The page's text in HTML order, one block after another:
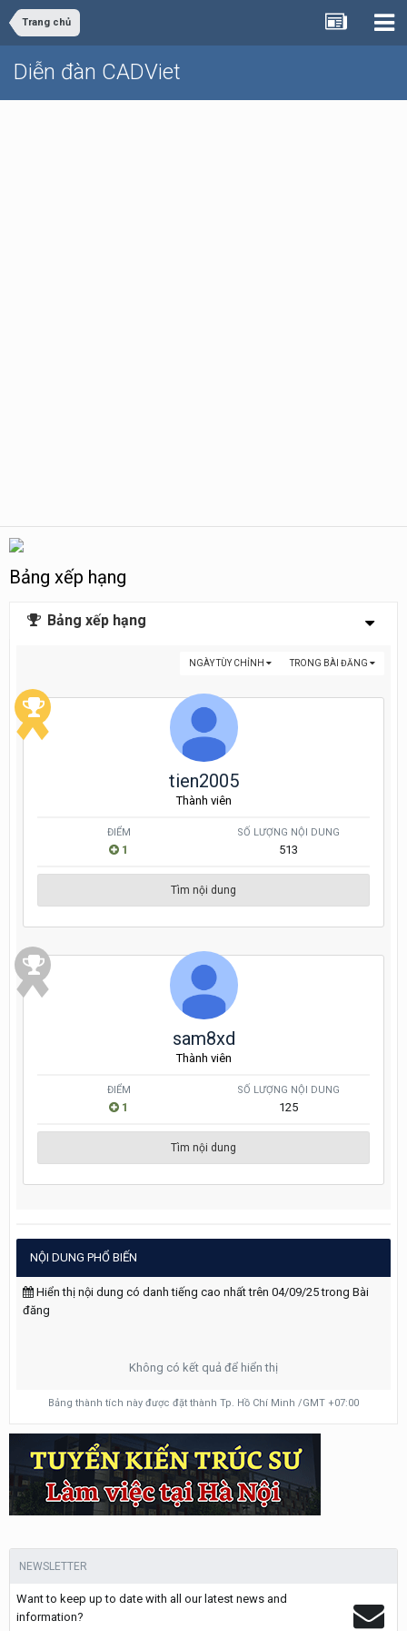
Trang chủ
Diễn đàn CADViet
Bảng xếp hạng
Bảng xếp hạng
TRONG BÀI ĐĂNG
NGÀY TÙY CHỈNH
tien2005
Thành viên
ĐIỂM
1
SỐ LƯỢNG NỘI DUNG
513
Tìm nội dung
sam8xd
Thành viên
ĐIỂM
1
SỐ LƯỢNG NỘI DUNG
125
Tìm nội dung
NỘI DUNG PHỔ BIẾN
Hiển thị nội dung có danh tiếng cao nhất trên 04/09/25 trong Bài
đăng
Không có kết quả để hiển thị
Bảng thành tích này được đặt thành Tp. Hồ Chí Minh /GMT +07:00
NEWSLETTER
Want to keep up to date with all our latest news and
information?